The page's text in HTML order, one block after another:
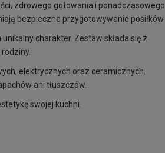
zdrowego gotowania i ponadczasowego
bezpieczne przygotowywanie posiłków.
charakter. Zestaw składa się z
elektrycznych oraz ceramicznych.
ani tłuszczów.
swojej kuchni.